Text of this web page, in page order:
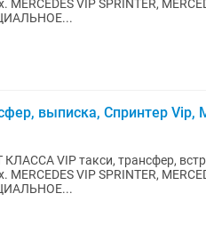
VIP SPRINTER,
выписка, Спринтер Vip,
VIP такси, трансфер,
VIP SPRINTER,